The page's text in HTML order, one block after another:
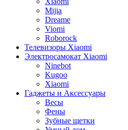
Mijia
Dreame
Viomi
Roborock
Телевизоры Xiaomi
Электросамокат Xiaomi
Ninebot
Kugoo
Xiaomi
Гаджеты и Аксессуары
Весы
Фены
Зубные щетки